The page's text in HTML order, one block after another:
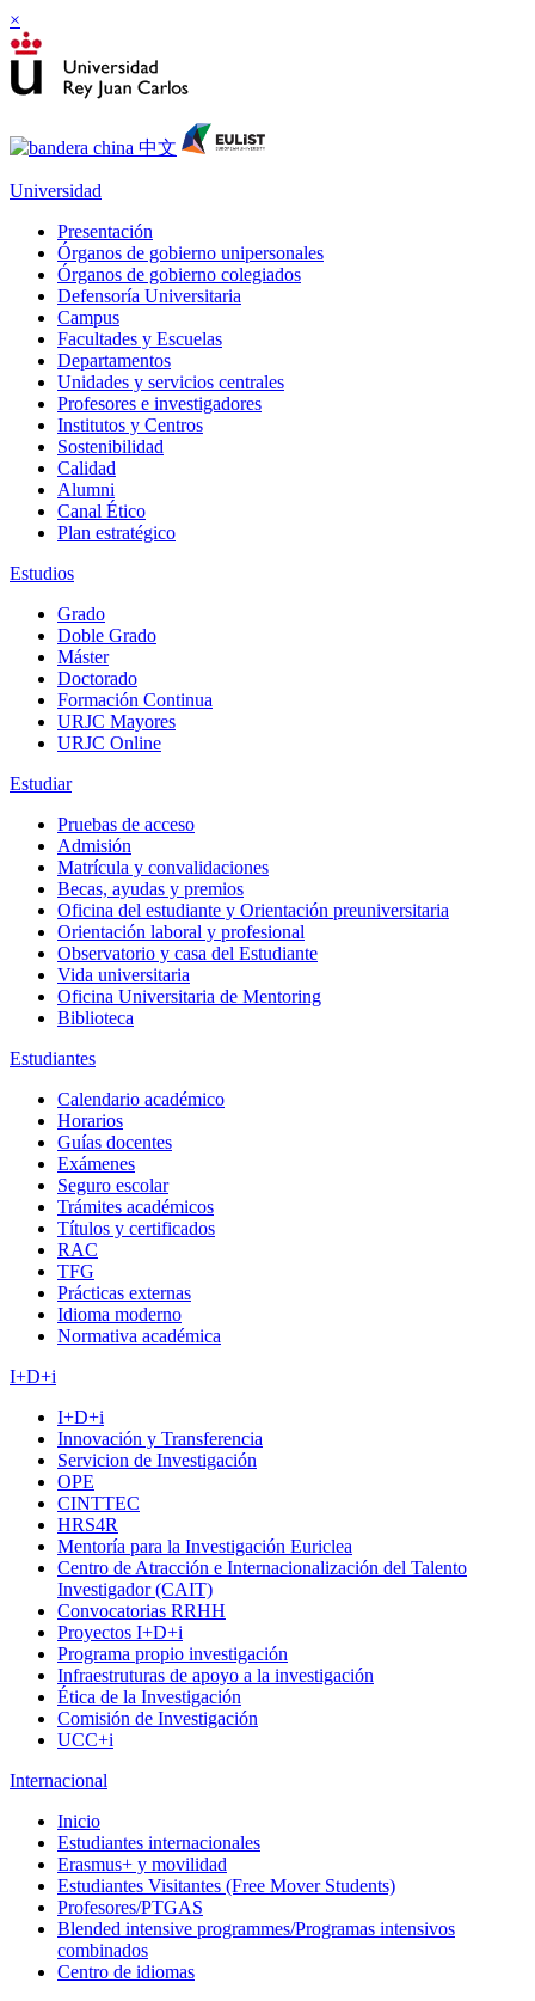
×
Universidad
Presentación
Órganos de gobierno unipersonales
Órganos de gobierno colegiados
Defensoría Universitaria
Campus
Facultades y Escuelas
Departamentos
Unidades y servicios centrales
Profesores e investigadores
Institutos y Centros
Sostenibilidad
Calidad
Alumni
Canal Ético
Plan estratégico
Estudios
Grado
Doble Grado
Máster
Doctorado
Formación Continua
URJC Mayores
URJC Online
Estudiar
Pruebas de acceso
Admisión
Matrícula y convalidaciones
Becas, ayudas y premios
Oficina del estudiante y Orientación preuniversitaria
Orientación laboral y profesional
Observatorio y casa del Estudiante
Vida universitaria
Oficina Universitaria de Mentoring
Biblioteca
Estudiantes
Calendario académico
Horarios
Guías docentes
Exámenes
Seguro escolar
Trámites académicos
Títulos y certificados
RAC
TFG
Prácticas externas
Idioma moderno
Normativa académica
I+D+i
I+D+i
Innovación y Transferencia
Servicion de Investigación
OPE
CINTTEC
HRS4R
Mentoría para la Investigación Euriclea
Centro de Atracción e Internacionalización del Talento
Investigador (CAIT)
Convocatorias RRHH
Proyectos I+D+i
Programa propio investigación
Infraestruturas de apoyo a la investigación
Ética de la Investigación
Comisión de Investigación
UCC+i
Internacional
Inicio
Estudiantes internacionales
Erasmus+ y movilidad
Estudiantes Visitantes (Free Mover Students)
Profesores/PTGAS
Blended intensive programmes/Programas intensivos
combinados
Centro de idiomas